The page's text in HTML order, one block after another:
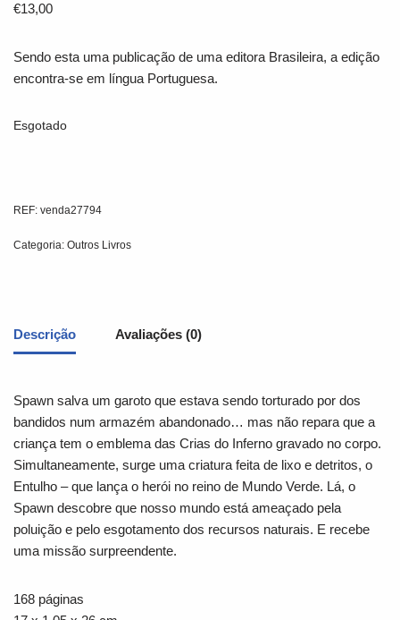
€13,00
Sendo esta uma publicação de uma editora Brasileira, a edição
encontra-se em língua Portuguesa.
Esgotado
REF: venda27794
Categoria: Outros Livros
Descrição Avaliações (0)
Spawn salva um garoto que estava sendo torturado por dos
bandidos num armazém abandonado… mas não repara que a
criança tem o emblema das Crias do Inferno gravado no corpo.
Simultaneamente, surge uma criatura feita de lixo e detritos, o
Entulho – que lança o herói no reino de Mundo Verde. Lá, o
Spawn descobre que nosso mundo está ameaçado pela
poluição e pelo esgotamento dos recursos naturais. E recebe
uma missão surpreendente.
168 páginas